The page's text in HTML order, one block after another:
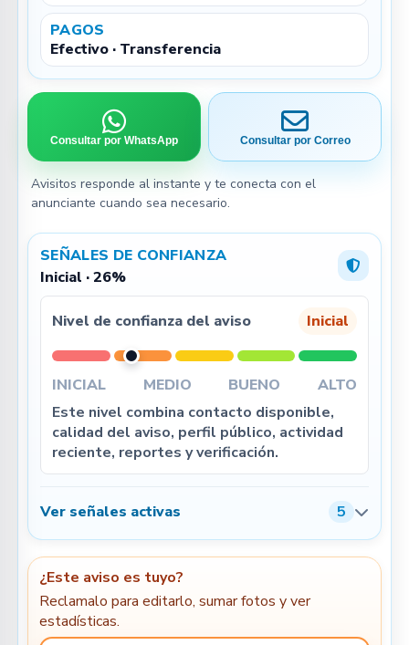
PAGOS
Efectivo · Transferencia
Consultar por WhatsApp Consultar por Correo
Avisitos responde al instante y te conecta con el
anunciante cuando sea necesario.
SEÑALES DE CONFIANZA
Inicial · 26%
Nivel de confianza del aviso Inicial
INICIAL MEDIO BUENO
ALTO
Este nivel combina contacto disponible,
calidad del aviso, perfil público, actividad
reciente, reportes y verificación.
Ver señales activas 5
¿Este aviso es tuyo?
Reclamalo para editarlo, sumar fotos y ver
estadísticas.